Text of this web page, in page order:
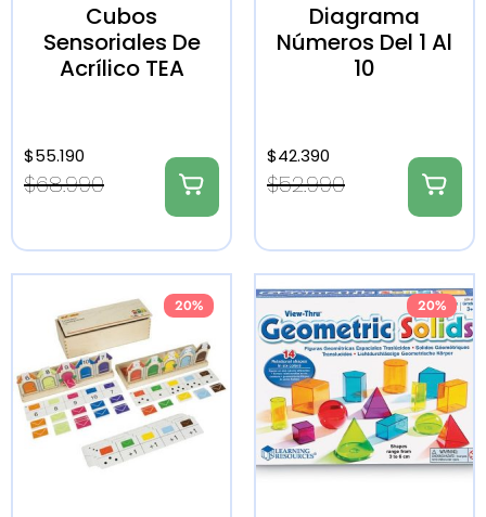
Cubos
Sensoriales De
Acrílico TEA
$68.990
$55.190
Diagrama
Números Del 1 Al
10
$52.990
$42.390
20% 20%